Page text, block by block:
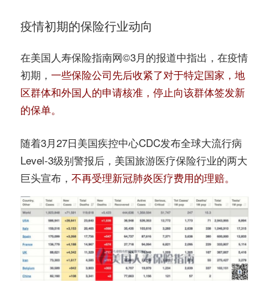
疫情初期的保险行业动向
在美国人寿保险指南网©️3月的报道中指出，在疫情
初期， 一些保险公司先后收紧了对于特定国家，地
区群体和外国人的申请核准，停止向该群体签发新
的保单。
随着3月27日美国疾控中心CDC发布全球大流行病
Level-3级别警报后，美国旅游医疗保险行业的两大
巨头宣布， 不再受理新冠肺炎医疗费用的理赔。